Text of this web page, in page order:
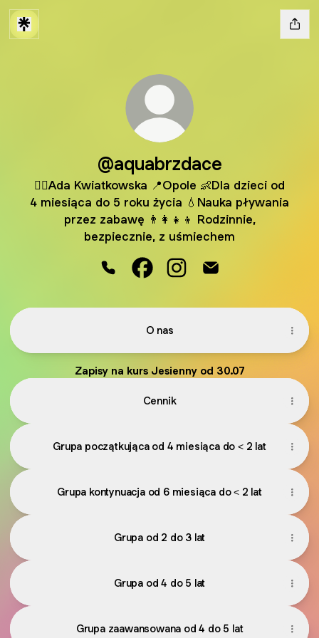
@aquabrzdace
👱‍♀️Ada Kwiatkowska 📍Opole 👶Dla dzieci od
4 miesiąca do 5 roku życia 💧Nauka pływania
przez zabawę 👨‍👩‍👧‍👦 Rodzinnie,
bezpiecznie, z uśmiechem
O nas
Zapisy na kurs Jesienny od 30.07
Cennik
Grupa początkująca od 4 miesiąca do < 2 lat
Grupa kontynuacja od 6 miesiąca do < 2 lat
Grupa od 2 do 3 lat
Grupa od 4 do 5 lat
Grupa zaawansowana od 4 do 5 lat